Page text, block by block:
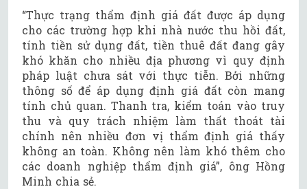
“Thực trạng thẩm định giá đất được áp dụng
cho các trường hợp khi nhà nước thu hồi đất,
tính tiền sử dụng đất, tiền thuê đất đang gây
khó khăn cho nhiều địa phương vì quy định
pháp luật chưa sát với thực tiễn. Bởi những
thông số để áp dụng định giá đất còn mang
tính chủ quan. Thanh tra, kiểm toán vào truy
thu và quy trách nhiệm làm thất thoát tài
chính nên nhiều đơn vị thẩm định giá thấy
không an toàn. Không nên làm khó thêm cho
các doanh nghiệp thẩm định giá”, ông Hồng
Minh chia sẻ.